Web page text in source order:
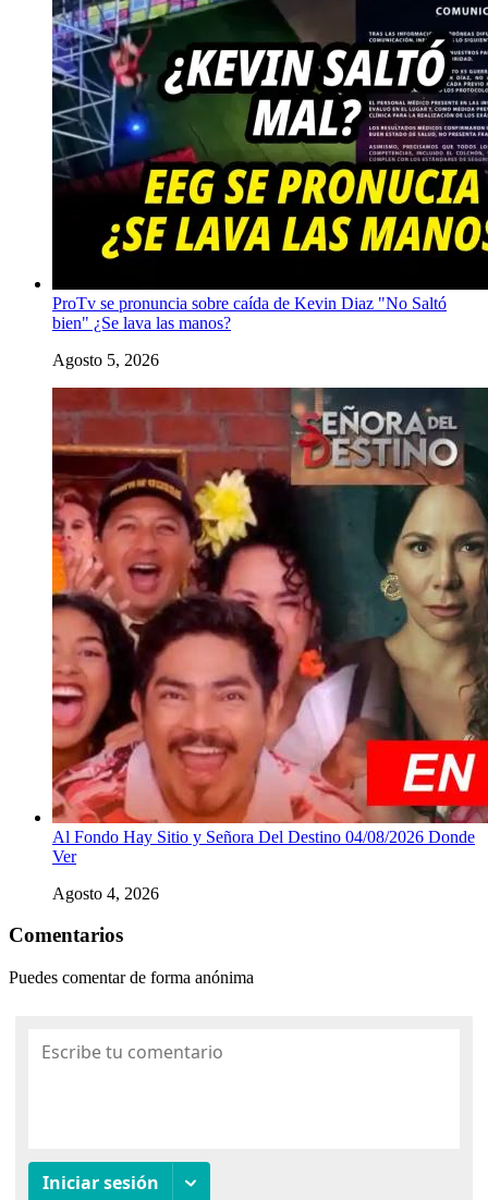
ProTv se pronuncia sobre caída de Kevin Diaz "No Saltó
bien" ¿Se lava las manos?
Agosto 5, 2026
Al Fondo Hay Sitio y Señora Del Destino 04/08/2026 Donde
Ver
Agosto 4, 2026
Comentarios
Puedes comentar de forma anónima